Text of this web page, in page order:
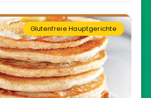
Glutenfreie Hauptgerichte